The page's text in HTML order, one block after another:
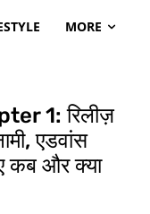
MORE
1: रिलीज़
एडवांस
कब और क्या